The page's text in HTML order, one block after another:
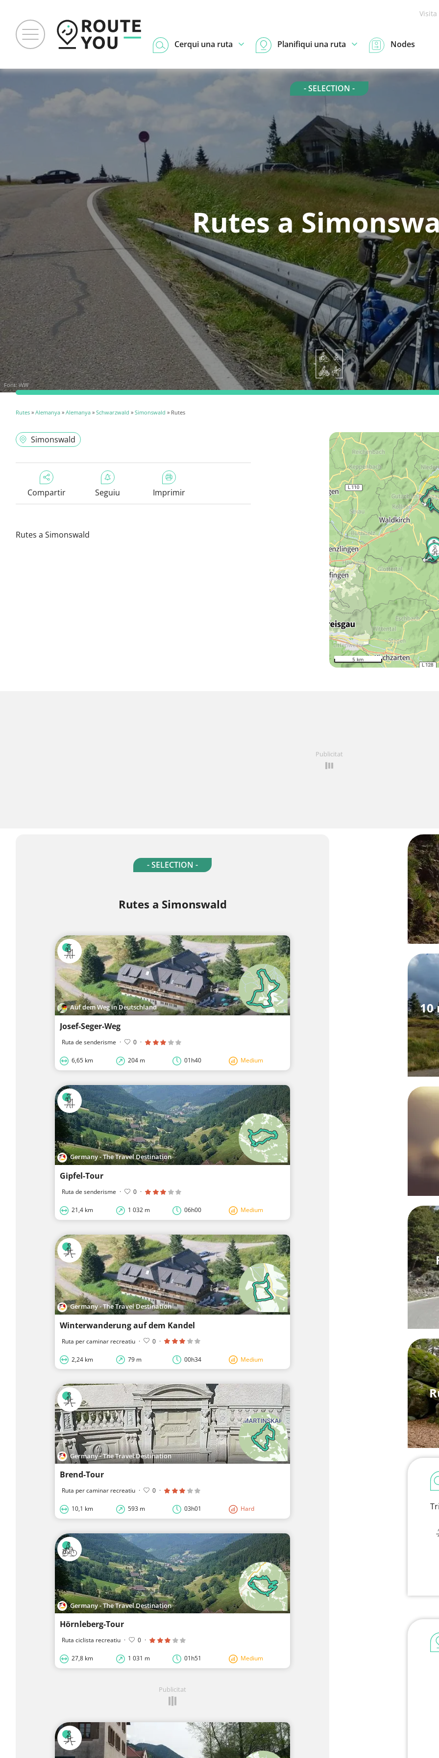
Cerqui una ruta Planifiqui una ruta Nodes
- SELECTION -
Rutes a
Font:WW
Rutes » Alemanya » Alemanya » Schwarzwald » Simonswald » Rutes
Simonswald
Compartir Seguiu Imprimir
Rutes a Simonswald
5 km
Publicitat
- SELECTION -
Rutes a Simonswald
Auf dem Weg in Deutschland
Josef-Seger-Weg
Ruta de senderisme · 0 ·
6,65 km 204 m 01h40 Medium
Germany - The Travel Destination
Gipfel-Tour
Ruta de senderisme · 0 ·
21,4 km 1 032 m 06h00 Medium
Germany - The Travel Destination
Winterwanderung auf dem Kandel
Ruta per caminar recreatiu · 0 ·
2,24 km 79 m 00h34 Medium
Germany - The Travel Destination
Brend-Tour
Ruta per caminar recreatiu · 0 ·
10,1 km 593 m 03h01 Hard
Germany - The Travel Destination
Hörnleberg-Tour
Ruta ciclista recreatiu · 0 ·
27,8 km 1 031 m 01h51 Medium
Publicitat
10